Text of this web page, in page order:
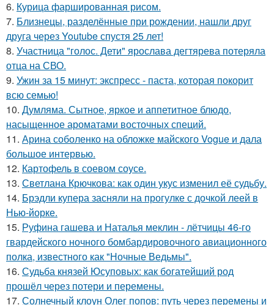
6. Курица фаршированная рисом.
7. Близнецы, разделённые при рождении, нашли друг
друга через Youtube спустя 25 лет!
8. Участница "голос. Дети" ярослава дегтярева потеряла
отца на СВО.
9. Ужин за 15 минут: экспресс - паста, которая покорит
всю семью!
10. Думляма. Сытное, яркое и аппетитное блюдо,
насыщенное ароматами восточных специй.
11. Арина соболенко на обложке майского Vogue и дала
большое интервью.
12. Картофель в соевом соусе.
13. Светлана Крючкова: как один укус изменил её судьбу.
14. Брэдли купера засняли на прогулке с дочкой леей в
Нью-йорке.
15. Руфина гашева и Наталья меклин - лётчицы 46-го
гвардейского ночного бомбардировочного авиационного
полка, известного как "Ночные Ведьмы".
16. Судьба князей Юсуповых: как богатейший род
прошёл через потери и перемены.
17. Солнечный клоун Олег попов: путь через перемены и